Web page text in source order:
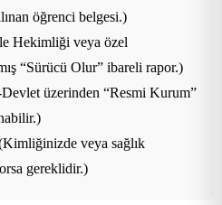
öğrenci belgesi.)
Hekimliği veya özel
“Sürücü Olur” ibareli rapor.)
üzerinden “Resmi Kurum”
veya sağlık
gereklidir.)